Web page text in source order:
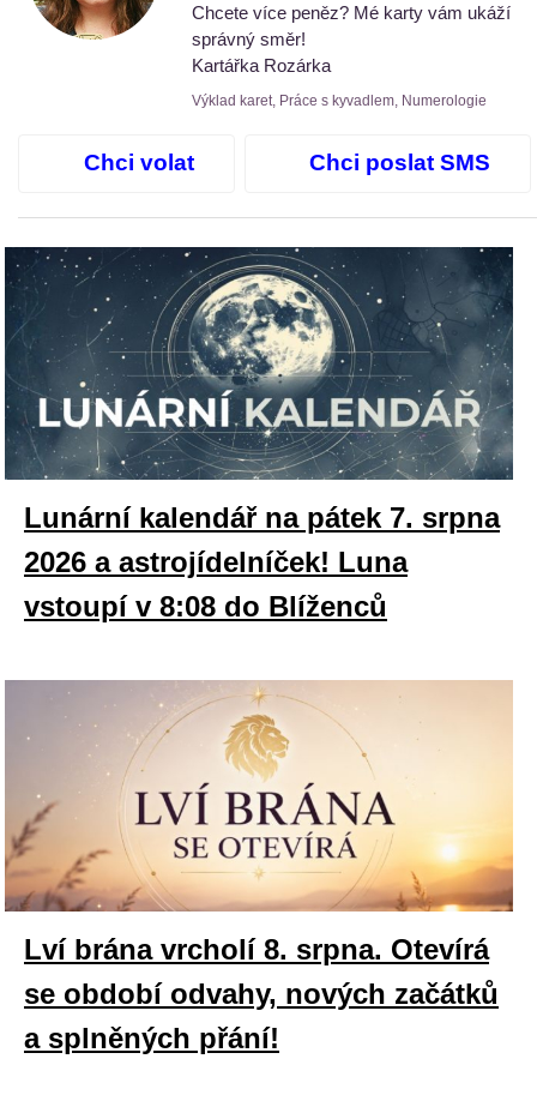
Chcete více peněz? Mé karty vám ukáží
správný směr!
Kartářka Rozárka
Výklad karet, Práce s kyvadlem, Numerologie
Chci volat Chci poslat SMS
Lunární kalendář na pátek 7. srpna
2026 a astrojídelníček! Luna
vstoupí v 8:08 do Blíženců
Lví brána vrcholí 8. srpna. Otevírá
se období odvahy, nových začátků
a splněných přání!